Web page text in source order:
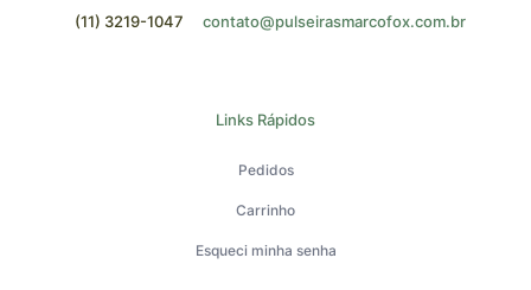
(11) 3219-1047 contato@pulseirasmarcofox.com.br
Links Rápidos
Pedidos
Carrinho
Esqueci minha senha